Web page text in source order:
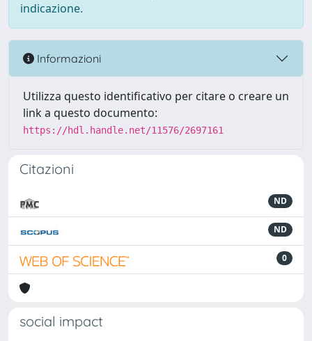
indicazione.
Informazioni
Utilizza questo identificativo per citare o creare un
link a questo documento:
https://hdl.handle.net/11576/2697161
Citazioni
ND
ND
0
social impact